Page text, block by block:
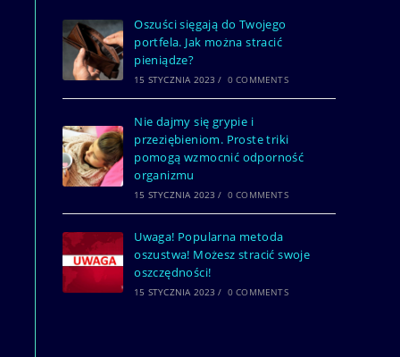
Oszuści sięgają do Twojego
portfela. Jak można stracić
pieniądze?
15 STYCZNIA 2023 / 0 COMMENTS
Nie dajmy się grypie i
przeziębieniom. Proste triki
pomogą wzmocnić odporność
organizmu
15 STYCZNIA 2023 / 0 COMMENTS
Uwaga! Popularna metoda
oszustwa! Możesz stracić swoje
oszczędności!
15 STYCZNIA 2023 / 0 COMMENTS